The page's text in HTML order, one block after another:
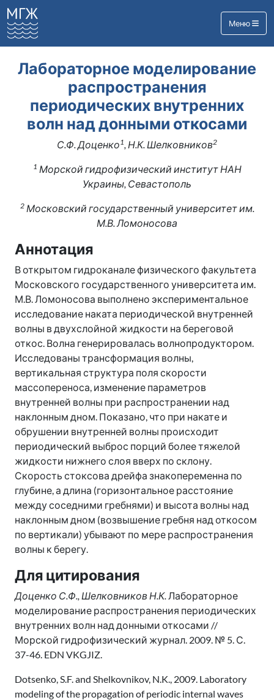
Меню
Лабораторное моделирование
распространения
периодических внутренних
волн над донными откосами
С.Ф. Доценко1, Н.К. Шелковников2
1 Морской гидрофизический институт НАН
Украины, Севастополь
2Московский государственный университет им.
М.В. Ломоносова
Аннотация
В открытом гидроканале физического факультета
Московского государственного университета им.
М.В. Ломоносова выполнено экспериментальное
исследование наката периодической внутренней
волны в двухслойной жидкости на береговой
откос. Волна генерировалась волнопродуктором.
Исследованы трансформация волны,
вертикальная структура поля скорости
массопереноса, изменение параметров
внутренней волны при распространении над
наклонным дном. Показано, что при накате и
обрушении внутренней волны происходит
периодический выброс порций более тяжелой
жидкости нижнего слоя вверх по склону.
Скорость стоксова дрейфа знакопеременна по
глубине, а длина (горизонтальное расстояние
между соседними гребнями) и высота волны над
наклонным дном (возвышение гребня над откосом
по вертикали) убывают по мере распространения
волны к берегу.
Для цитирования
Доценко С.Ф., Шелковников Н.К.Лабораторное
моделирование распространения периодических
внутренних волн над донными откосами //
Морской гидрофизический журнал. 2009. № 5. С.
37-46. EDN VKGJIZ.
Dotsenko, S.F. and Shelkovnikov, N.K., 2009. Laboratory
modeling of the propagation of periodic internal waves